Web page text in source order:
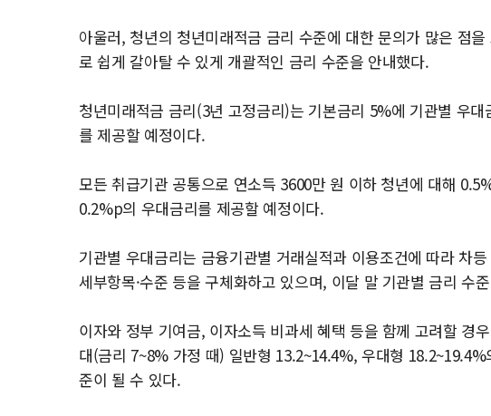
아울러, 청년의 청년미래적금 금리 수준에 대한 문의가 많은 점
로 쉽게 갈아탈 수 있게 개괄적인 금리 수준을 안내했다.
청년미래적금 금리(3년 고정금리)는 기본금리 5%에 기관별 우
를 제공할 예정이다.
모든 취급기관 공통으로 연소득 3600만 원 이하 청년에 대해
0.2%p의 우대금리를 제공할 예정이다.
기관별 우대금리는 금융기관별 거래실적과 이용조건에 따라 차
세부항목·수준 등을 구체화하고 있으며, 이달 말 기관별 금리 수
이자와 정부 기여금, 이자소득 비과세 혜택 등을 함께 고려할 경
대(금리 7~8% 가정 때) 일반형 13.2~14.4%, 우대형
준이 될 수 있다.